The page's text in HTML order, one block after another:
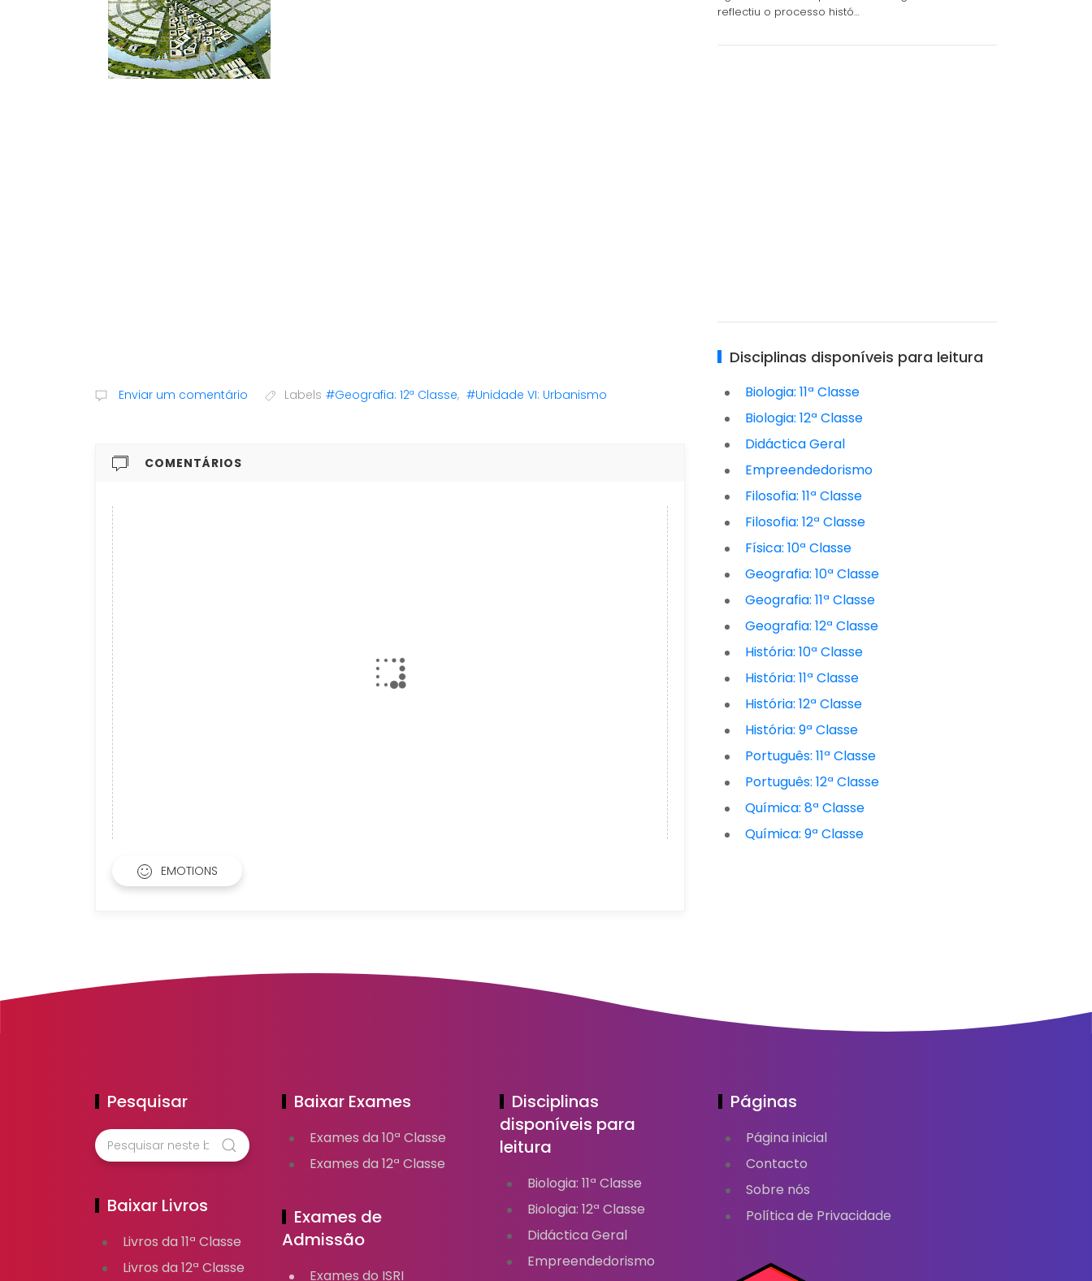
Enviar um comentário Labels #Geografia: 12ª Classe, #Unidade VI: Urbanismo
COMENTÁRIOS
EMOTIONS
reflectiu o processo histó…
Disciplinas disponíveis para leitura
Biologia: 11ª Classe
Biologia: 12ª Classe
Didáctica Geral
Empreendedorismo
Filosofia: 11ª Classe
Filosofia: 12ª Classe
Física: 10ª Classe
Geografia: 10ª Classe
Geografia: 11ª Classe
Geografia: 12ª Classe
História: 10ª Classe
História: 11ª Classe
História: 12ª Classe
História: 9ª Classe
Português: 11ª Classe
Português: 12ª Classe
Química: 8ª Classe
Química: 9ª Classe
Pesquisar
Baixar Livros
Livros da 11ª Classe
Livros da 12ª Classe
Baixar Exames
Exames da 10ª Classe
Exames da 12ª Classe
Exames de
Admissão
Exames do ISRI
Disciplinas
disponíveis para
leitura
Biologia: 11ª Classe
Biologia: 12ª Classe
Didáctica Geral
Empreendedorismo
Páginas
Página inicial
Contacto
Sobre nós
Política de Privacidade